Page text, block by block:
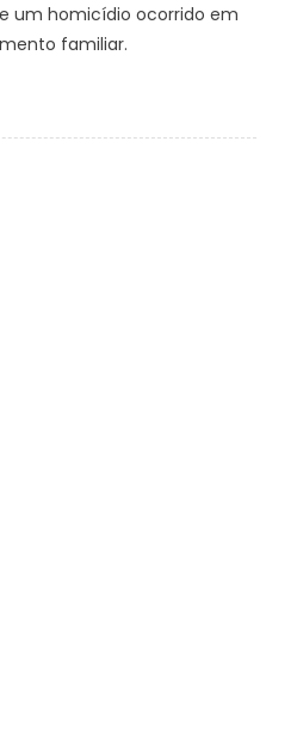
um homicídio ocorrido em
familiar.